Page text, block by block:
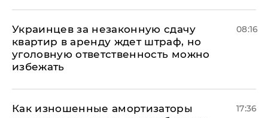
Украинцев за незаконную сдачу
квартир в аренду ждет штраф, но
уголовную ответственность можно
избежать
08:16
Как изношенные амортизаторы
17:36